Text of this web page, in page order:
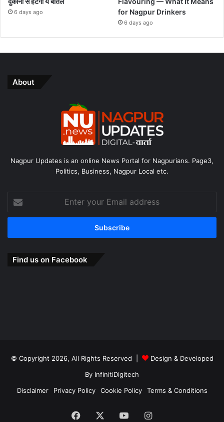
6 days ago
for Nagpur Drinkers
6 days ago
About
Nagpur Updates is an online News Portal for Nagpurians. Page3,
Politics, Business, Nagpur Local etc.
your
Email
Find us on Facebook
© Copyright 2026, All Rights Reserved |
Design & Developed
By InfinitiDigitech
Disclaimer
Privacy Policy Cookie Policy Terms & Conditions
Facebook YouTubeInstagram